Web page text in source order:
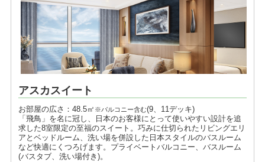
アスカスイート
お部屋の広さ：48.5㎡ ※バルコニー含む(9、11デッキ)
「飛鳥」を名に冠し、日本のお客様にとって使いやすい設計を追
求した8室限定の至福のスイート。巧みに仕切られたリビングエリ
アとベッドルーム、洗い場を併設した日本スタイルのバスルーム
など快適にくつろげます。プライベートバルコニー、バスルーム
(バスタブ、洗い場付き)。